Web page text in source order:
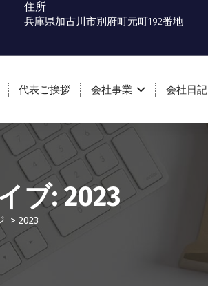
住所
兵庫県加古川市別府町元町192番地
代表ご挨拶 会社事業 会社日記
ブ: 2023
> 2023